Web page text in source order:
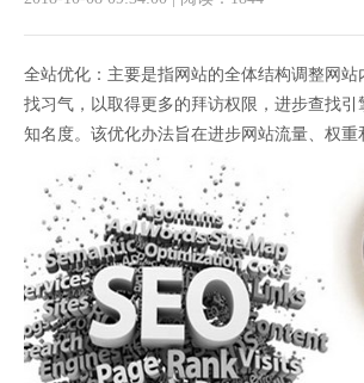
全站优化：主要是指网站的全体结构调整网站
找习气，以取得更多的拜访权限，进步查找引
知名度。该优化办法旨在进步网站流量、权重